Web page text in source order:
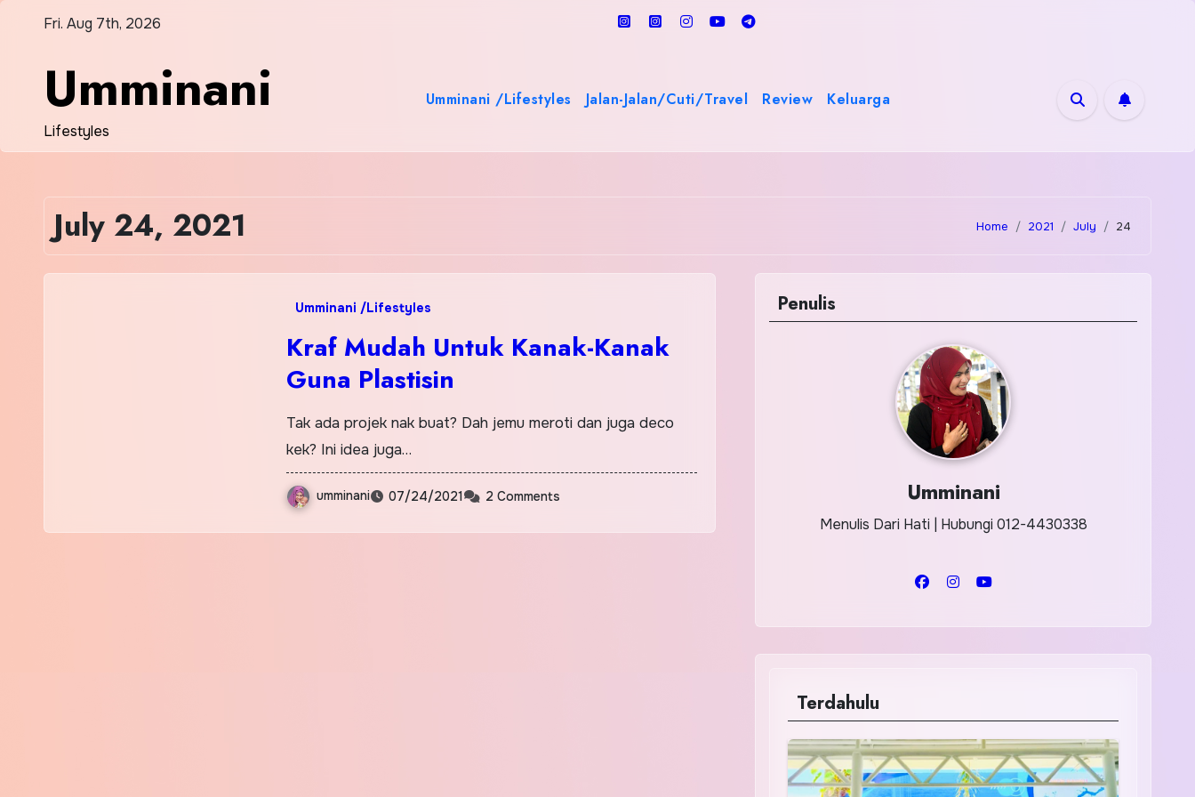
Fri. Aug 7th, 2026
Umminani
Lifestyles
Umminani /Lifestyles Jalan-Jalan/Cuti/Travel Review Keluarga
July 24, 2021 Home 2021 July 24
Umminani /Lifestyles
Kraf Mudah Untuk Kanak-Kanak
Guna Plastisin
Tak ada projek nak buat? Dah jemu meroti dan juga deco
kek? Ini idea juga…
umminani 07/24/2021 2 Comments
Penulis
Umminani
Menulis Dari Hati | Hubungi 012-4430338
Terdahulu